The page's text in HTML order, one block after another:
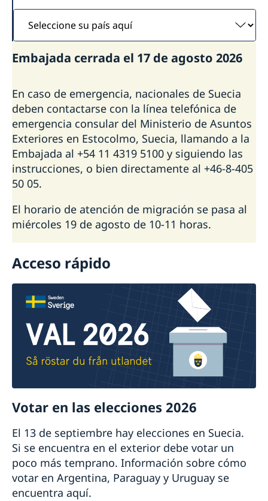
Seleccione
país
aquí
Embajada cerrada el 17 de agosto 2026
En caso de emergencia, nacionales de Suecia
deben contactarse con la línea telefónica de
emergencia consular del Ministerio de Asuntos
Exteriores en Estocolmo, Suecia, llamando a la
Embajada al +54 11 4319 5100 y siguiendo las
instrucciones, o bien directamente al +46-8-405
50 05.
El horario de atención de migración se pasa al
miércoles 19 de agosto de 10-11 horas.
Acceso rápido
Votar en las elecciones 2026
El 13 de septiembre hay elecciones en Suecia.
Si se encuentra en el exterior debe votar un
poco más temprano. Información sobre cómo
votar en Argentina, Paraguay y Uruguay se
encuentra aquí.